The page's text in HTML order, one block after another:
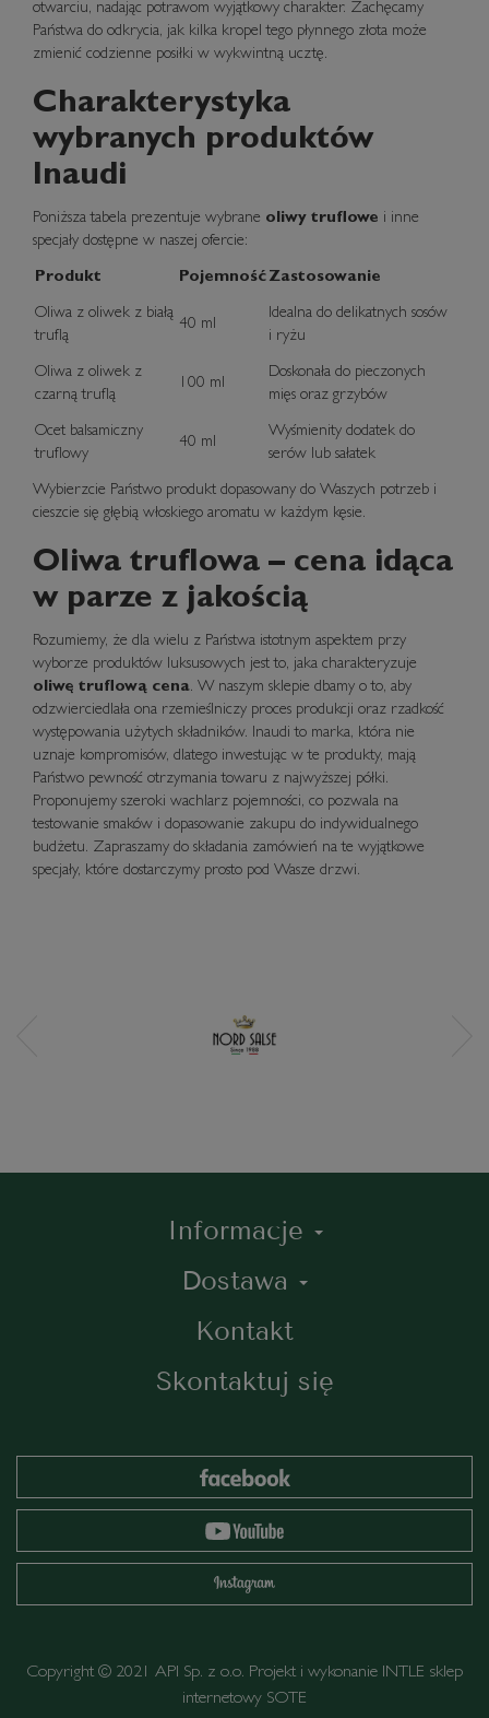
otwarciu, nadając potrawom wyjątkowy charakter. Zachęcamy
Państwa do odkrycia, jak kilka kropel tego płynnego złota może
zmienić codzienne posiłki w wykwintną ucztę.
Charakterystyka
wybranych produktów
Inaudi
Poniższa tabela prezentuje wybrane oliwy truflowe i inne
specjały dostępne w naszej ofercie:
Produkt Pojemność Zastosowanie
Oliwa z oliwek z białą
truflą
40 ml
Idealna do delikatnych sosów
i ryżu
Oliwa z oliwek z
czarną truflą
100 ml
Doskonała do pieczonych
mięs oraz grzybów
Ocet balsamiczny
truflowy
40 ml
Wyśmienity dodatek do
serów lub sałatek
Wybierzcie Państwo produkt dopasowany do Waszych potrzeb i
cieszcie się głębią włoskiego aromatu w każdym kęsie.
Oliwa truflowa – cena idąca
w parze z jakością
Rozumiemy, że dla wielu z Państwa istotnym aspektem przy
wyborze produktów luksusowych jest to, jaka charakteryzuje
oliwę truflową cena. W naszym sklepie dbamy o to, aby
odzwierciedlała ona rzemieślniczy proces produkcji oraz rzadkość
występowania użytych składników. Inaudi to marka, która nie
uznaje kompromisów, dlatego inwestując w te produkty, mają
Państwo pewność otrzymania towaru z najwyższej półki.
Proponujemy szeroki wachlarz pojemności, co pozwala na
testowanie smaków i dopasowanie zakupu do indywidualnego
budżetu. Zapraszamy do składania zamówień na te wyjątkowe
specjały, które dostarczymy prosto pod Wasze drzwi.
Informacje
Dostawa
Kontakt
Skontaktuj się
Copyright © 2021 API Sp. z o.o. Projekt i wykonanie INTLE sklep
internetowy SOTE